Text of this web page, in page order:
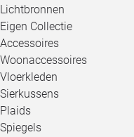
Lichtbronnen
Eigen Collectie
Accessoires
Woonaccessoires
Vloerkleden
Sierkussens
Plaids
Spiegels